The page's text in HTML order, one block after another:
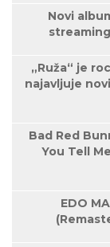
Novi
„Ruža“ je
najavljuje
Bad Red
You Tell
EDO